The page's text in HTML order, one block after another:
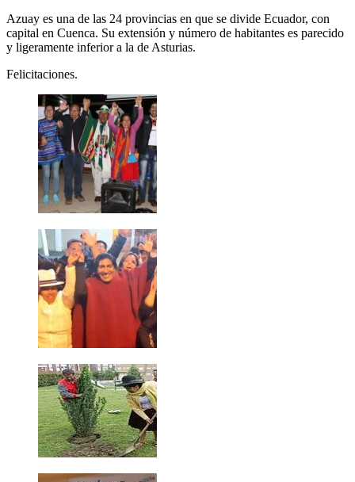
Azuay es una de las 24 provincias en que se divide Ecuador, con
capital en Cuenca. Su extensión y número de habitantes es parecido
y ligeramente inferior a la de Asturias.
Felicitaciones.